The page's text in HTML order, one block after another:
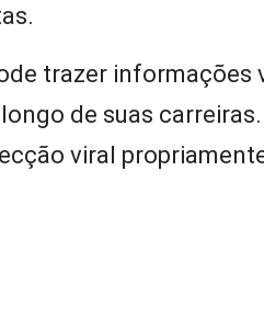
trazer informações
de suas carreiras.
viral